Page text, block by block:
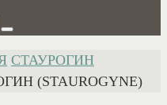
Поиск
СТАУРОГИН
(STAUROGYNE)